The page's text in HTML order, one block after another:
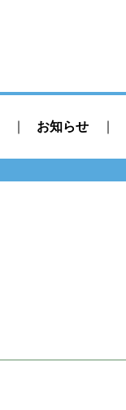
お知らせ